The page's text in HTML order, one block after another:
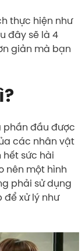
thực hiện như
đây sẽ là 4
giản mà bạn
phần đầu được
các nhân vật
sức hài
nên một hình
phải sử dụng
xử lý như